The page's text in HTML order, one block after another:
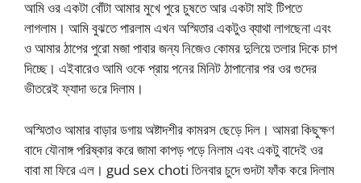
আমি ওর একটা বোঁটা আমার মুখে পুরে চুষতে আর একটা মাই টিপতে
লাগলাম। আমি বুঝতে পারলাম এখন অস্মিতার একটুও ব্যাথা লাগছেনা এবং
ও আমার ঠাপের পুরো মজা পাবার জন্য নিজেও কোমর দুলিয়ে তলার দিকে চাপ
দিচ্ছে। এইবারেও আমি ওকে প্রায় পনের মিনিট ঠাপানোর পর ওর গুদের
ভীতরেই ফ্যাদা ভরে দিলাম।
অস্মিতাও আমার বাড়ার ডগায় অষ্টাদশীর কামরস ছেড়ে দিল। আমরা কিছুক্ষণ
বাদে যৌনাঙ্গ পরিষ্কার করে জামা কাপড় পড়ে নিলাম এবং একটু বাদেই ওর
বাবা মা ফিরে এল। gud sex choti তিনবার চুদে গুদটা ফাঁক করে দিলাম